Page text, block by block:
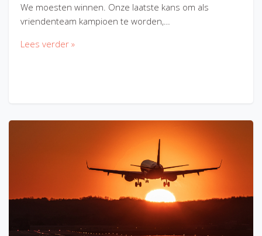
We moesten winnen. Onze laatste kans om als
vriendenteam kampioen te worden,…
Lees verder »